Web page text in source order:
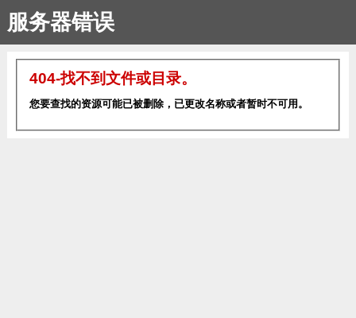
服务器错误
404-找不到文件或目录。
您要查找的资源可能已被删除，已更改名称或者暂时不可用。